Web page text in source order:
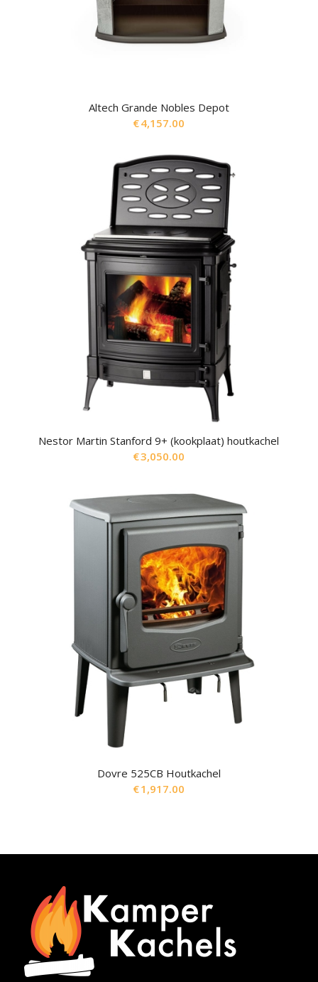
Altech Grande Nobles Depot
€4,157.00
Nestor Martin Stanford 9+ (kookplaat) houtkachel
€3,050.00
Dovre 525CB Houtkachel
€1,917.00